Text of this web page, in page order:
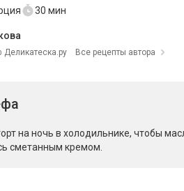
30 мин
Деликатеска.ру Все рецепты автора
на ночь в холодильнике, чтобы
сметанным кремом.